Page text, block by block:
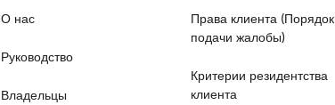
О нас
Руководство
Владельцы
Права клиента (Порядок
подачи жалобы)
Критерии резидентства
клиента